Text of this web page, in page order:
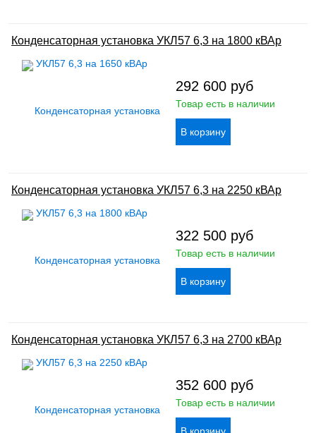
Конденсаторная установка УКЛ57 6,3 на 1800 кВАр
292 600 руб
Товар есть в наличии
Конденсаторная установка УКЛ57 6,3 на 2250 кВАр
322 500 руб
Товар есть в наличии
Конденсаторная установка УКЛ57 6,3 на 2700 кВАр
352 600 руб
Товар есть в наличии